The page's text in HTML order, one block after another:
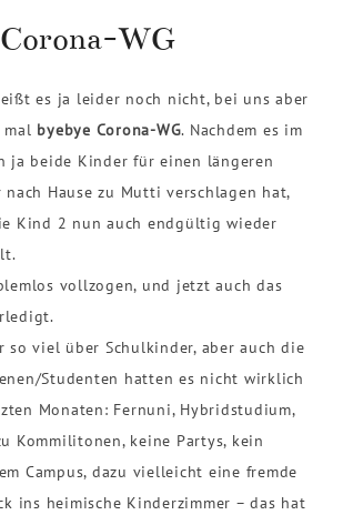
WG
es ja leider noch nicht, bei uns aber
mal byebye Corona-WG. Nachdem es im
ja beide Kinder für einen längeren
Hause zu Mutti verschlagen hat,
Kind 2 nun auch endgültig wieder
vollzogen, und jetzt auch das
so viel über Schulkinder, aber auch die
Studenten hatten es nicht wirklich
Monaten: Fernuni, Hybridstudium,
Kommilitonen, keine Partys, kein
Campus, dazu vielleicht eine fremde
ins heimische Kinderzimmer – das hat